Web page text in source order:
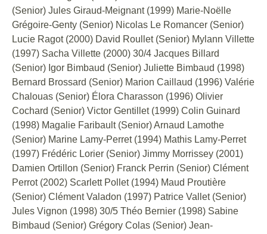
(Senior) Jules Giraud-Meignant (1999) Marie-Noëlle
Grégoire-Genty (Senior) Nicolas Le Romancer (Senior)
Lucie Ragot (2000) David Roullet (Senior) Mylann Villette
(1997) Sacha Villette (2000) 30/4 Jacques Billard
(Senior) Igor Bimbaud (Senior) Juliette Bimbaud (1998)
Bernard Brossard (Senior) Marion Caillaud (1996) Valérie
Chalouas (Senior) Élora Charasson (1996) Olivier
Cochard (Senior) Victor Gentillet (1999) Colin Guinard
(1998) Magalie Faribault (Senior) Arnaud Lamothe
(Senior) Marine Lamy-Perret (1994) Mathis Lamy-Perret
(1997) Frédéric Lorier (Senior) Jimmy Morrissey (2001)
Damien Ortillon (Senior) Franck Perrin (Senior) Clément
Perrot (2002) Scarlett Pollet (1994) Maud Proutière
(Senior) Clément Valadon (1997) Patrice Vallet (Senior)
Jules Vignon (1998) 30/5 Théo Bernier (1998) Sabine
Bimbaud (Senior) Grégory Colas (Senior) Jean-